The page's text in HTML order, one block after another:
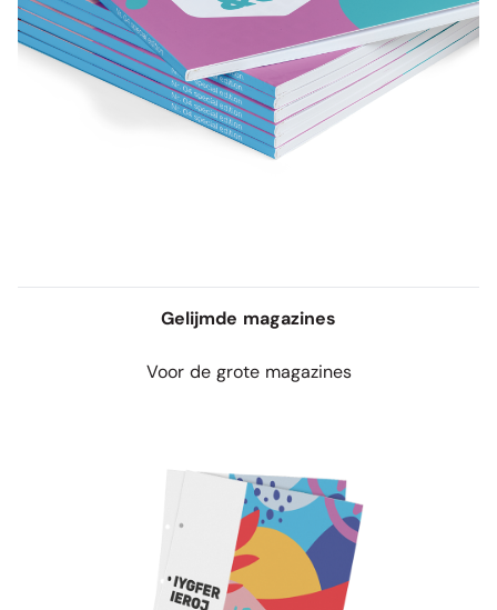
Gelijmde magazines
Voor de grote magazines